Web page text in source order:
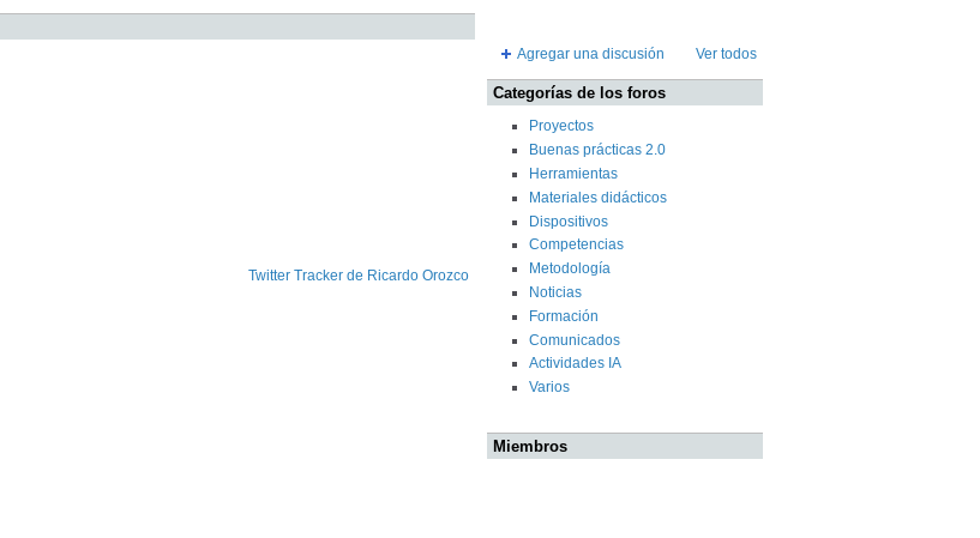
Twitter Tracker de Ricardo Orozco
Agregar una discusión Ver todos
Categorías de los foros
Proyectos
Buenas prácticas 2.0
Herramientas
Materiales didácticos
Dispositivos
Competencias
Metodología
Noticias
Formación
Comunicados
Actividades IA
Varios
Miembros